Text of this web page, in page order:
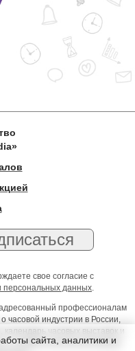
свое согласие с
персональных данных.
профессионалам
часовой индустрии в России,
часовых выставок и
профессиональный форум
сайта, аналитики и